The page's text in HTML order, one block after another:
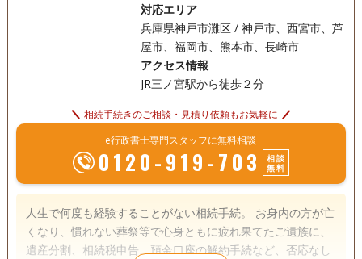
対応エリア
兵庫県神戸市灘区 / 神戸市、西宮市、芦
屋市、福岡市、熊本市、長崎市
アクセス情報
JR三ノ宮駅から徒歩２分
相続手続きのご相談・見積り依頼もお気軽に
e行政書士専門スタッフに無料相談
0120-919-703
相談
無料
人生で何度も経験することがない相続手続。 お身内の方が亡
くなり、慣れない葬祭等で心身ともに疲れ果てたご遺族に、
遺産分割、相続税申告、預金口座の解約手続など、否応なし